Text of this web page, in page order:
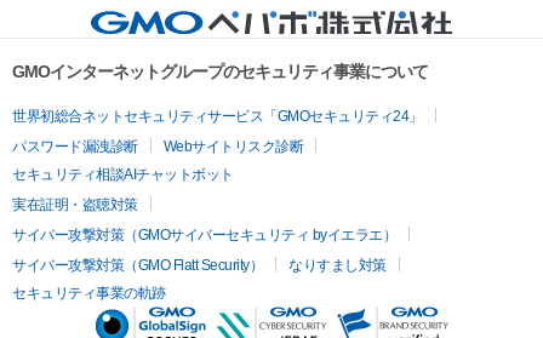
GMOインターネットグループのセキュリティ事業について
世界初総合ネットセキュリティサービス「GMOセキュリティ24」
パスワード漏洩診断
Webサイトリスク診断
セキュリティ相談AIチャットボット
実在証明・盗聴対策
サイバー攻撃対策（GMOサイバーセキュリティ byイエラエ）
サイバー攻撃対策（GMO Flatt Security）
なりすまし対策
セキュリティ事業の軌跡